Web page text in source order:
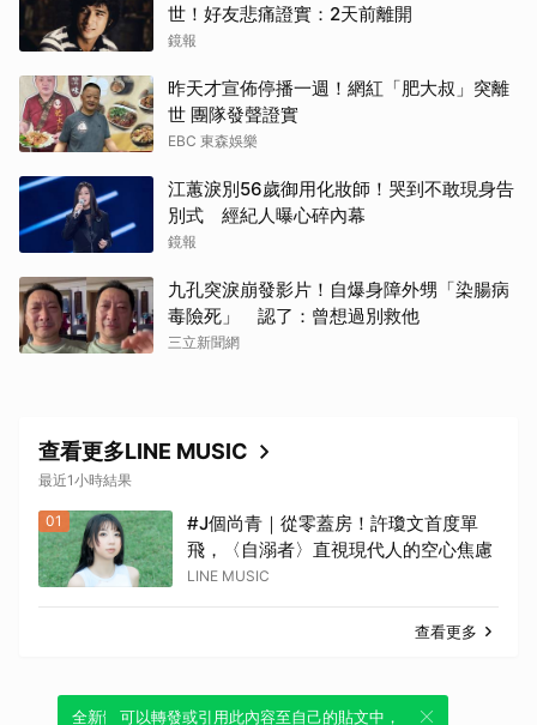
世！好友悲痛證實：2天前離開
鏡報
昨天才宣佈停播一週！網紅「肥大叔」突離
世 團隊發聲證實
EBC 東森娛樂
江蕙淚別56歲御用化妝師！哭到不敢現身告
別式 經紀人曝心碎內幕
鏡報
九孔突淚崩發影片！自爆身障外甥「染腸病
毒險死」 認了：曾想過別救他
三立新聞網
查看更多LINE MUSIC
最近1小時結果
01
#J個尚青｜從零蓋房！許瓊文首度單
飛，〈自溺者〉直視現代人的空心焦慮
LINE MUSIC
查看更多
全新體驗！一鍵引用此內容，透過發布貼
可以轉發或引用此內容至自己的貼文中，